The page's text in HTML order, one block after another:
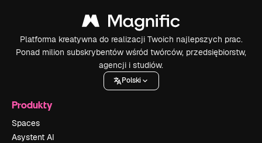
Platforma kreatywna do realizacji Twoich najlepszych prac.
Ponad milion subskrybentów wśród twórców, przedsiębiorstw,
agencji i studiów.
Polski
Produkty
Spaces
Asystent AI